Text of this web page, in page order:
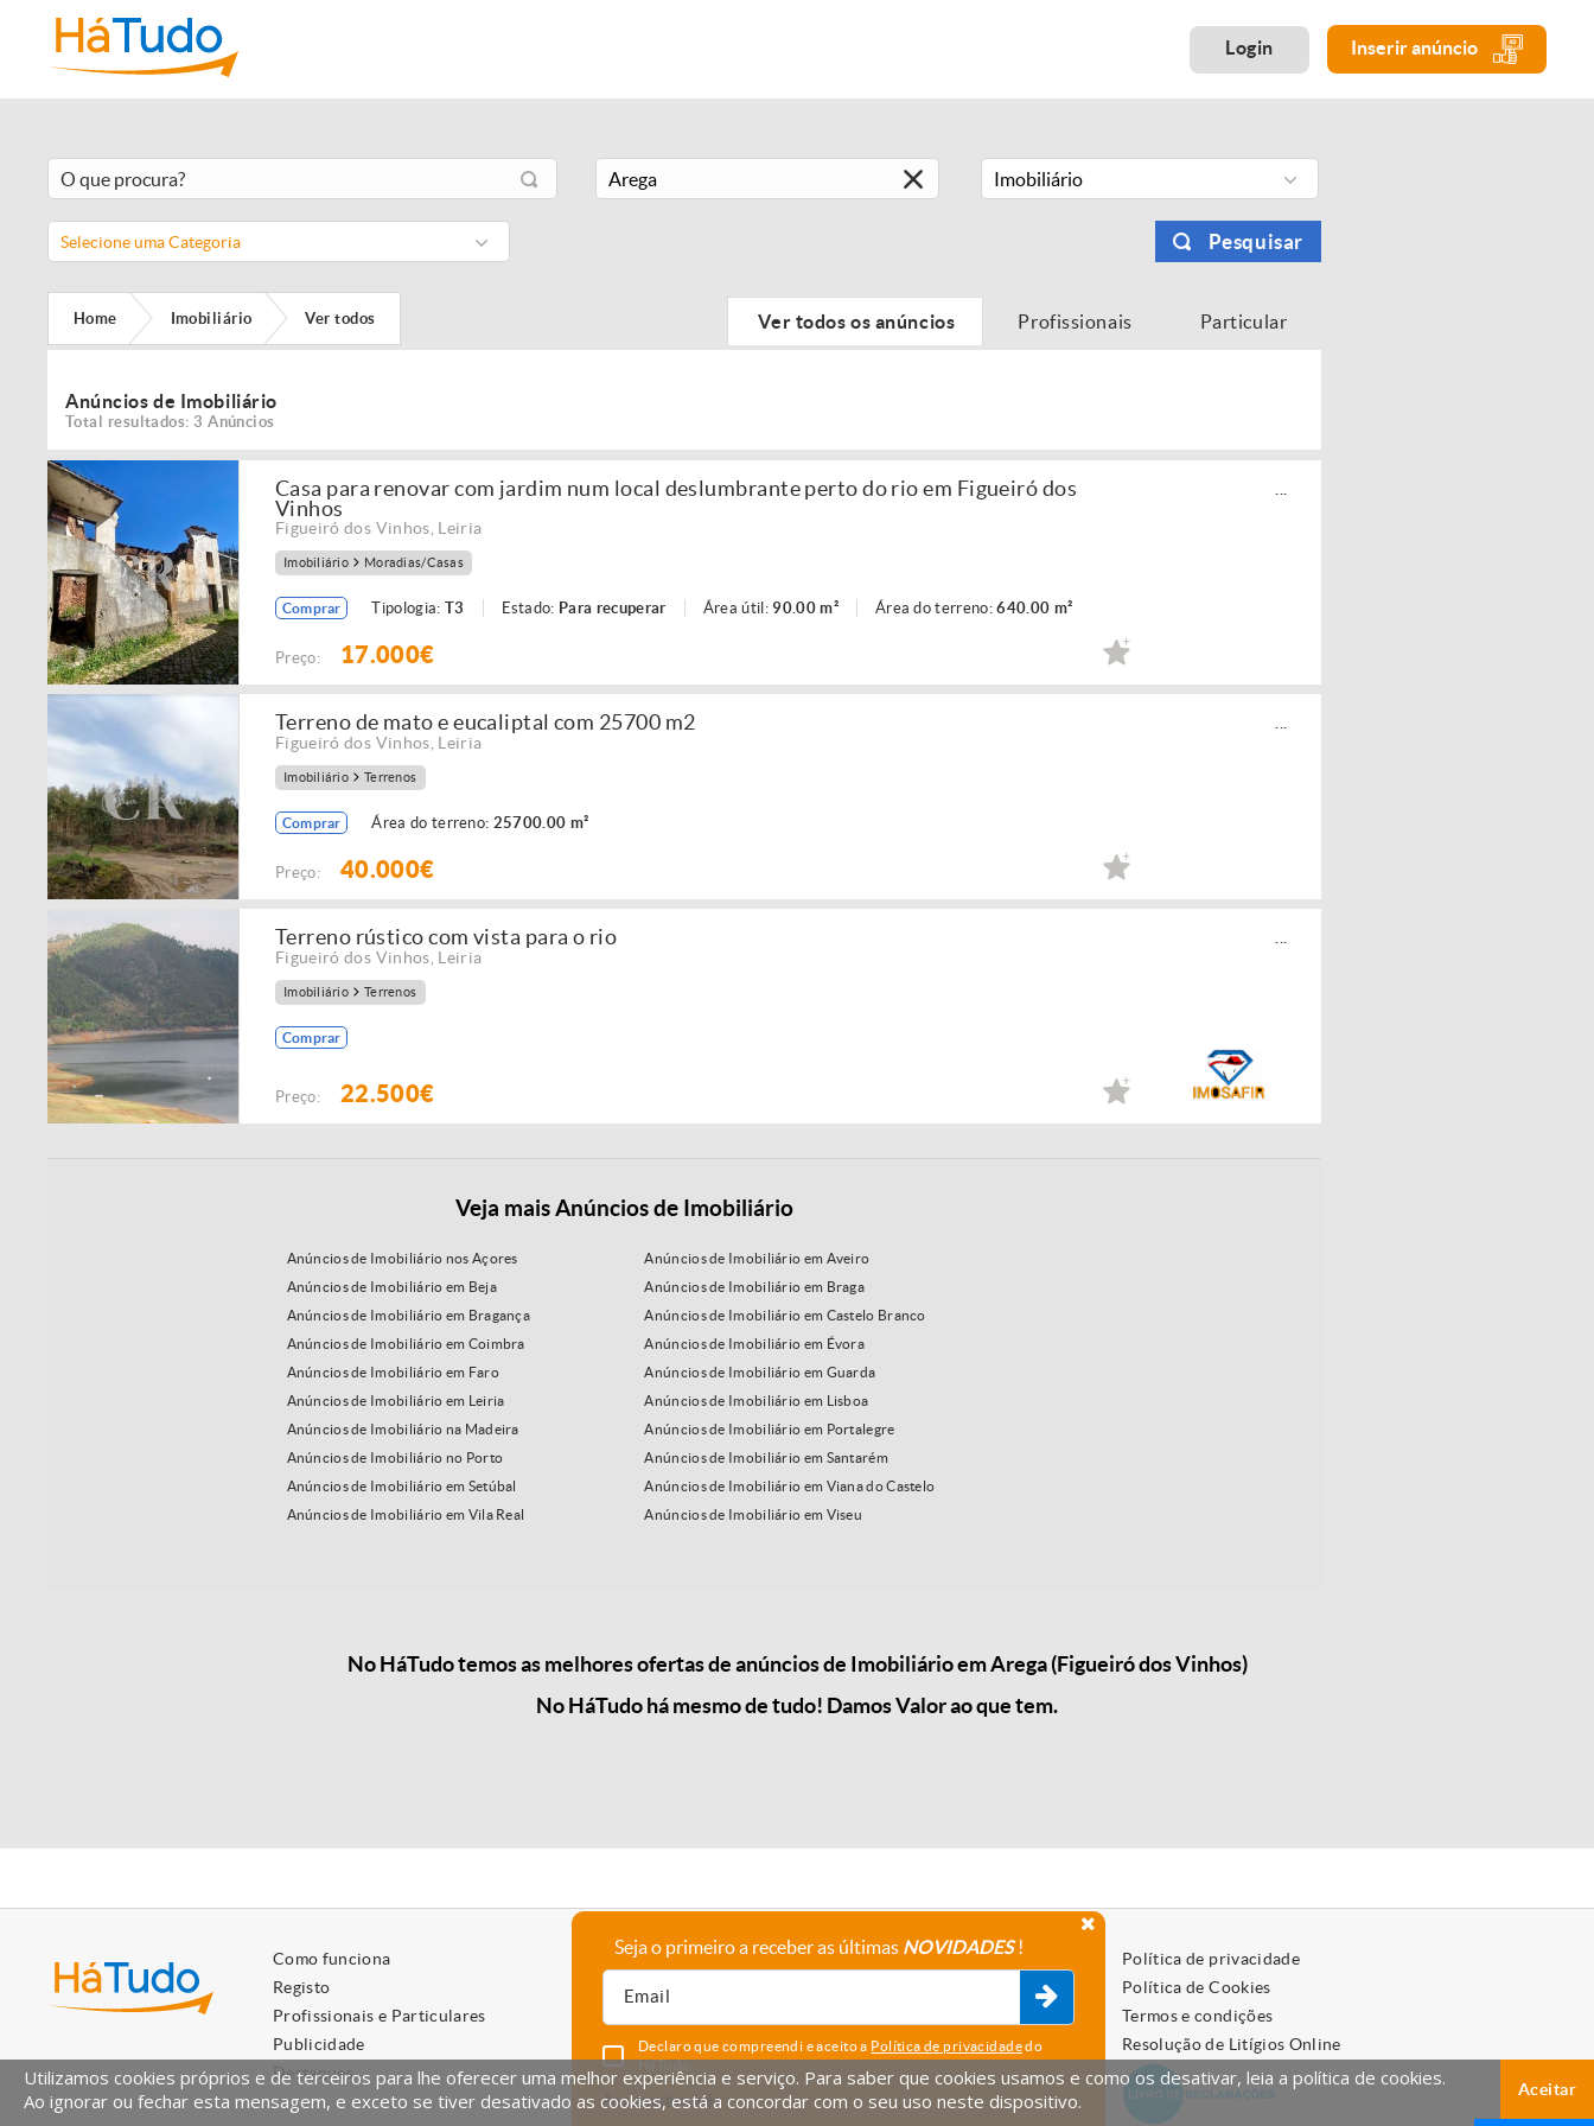
Login Inserir anúncio
Imobiliário
Selecione uma Categoria Pesquisar
Home Imobiliário Ver todos Ver todos os anúncios Profissionais Particular
Anúncios de Imobiliário
Total resultados: 3 Anúncios
Casa para renovar com jardim num local deslumbrante perto do rio em Figueiró dos
Vinhos
Figueiró dos Vinhos Leiria
Imobiliário Moradias/Casas
Comprar Tipologia: T3 Estado: Para recuperar Área útil: 90.00 m² Área do terreno:640.00 m²
Preço: 17.000€
Terreno de mato e eucaliptal com 25700 m2
Figueiró dos Vinhos Leiria
Imobiliário Terrenos
Comprar Área do terreno: 25700.00 m²
Preço: 40.000€
Terreno rústico com vista para o rio
Figueiró dos Vinhos Leiria
Imobiliário Terrenos
Comprar
Preço: 22.500€
Veja mais Anúncios de Imobiliário
Anúncios de Imobiliário nos Açores
Anúncios de Imobiliário em Aveiro
Anúncios de Imobiliário em Beja
Anúncios de Imobiliário em Braga
Anúncios de Imobiliário em Bragança
Anúncios de Imobiliário em Castelo Branco
Anúncios de Imobiliário em Coimbra
Anúncios de Imobiliário em Évora
Anúncios de Imobiliário em Faro
Anúncios de Imobiliário em Guarda
Anúncios de Imobiliário em Leiria
Anúncios de Imobiliário em Lisboa
Anúncios de Imobiliário na Madeira
Anúncios de Imobiliário em Portalegre
Anúncios de Imobiliário no Porto
Anúncios de Imobiliário em Santarém
Anúncios de Imobiliário em Setúbal
Anúncios de Imobiliário em Viana do Castelo
Anúncios de Imobiliário em Vila Real
Anúncios de Imobiliário em Viseu
No HáTudo temos as melhores ofertas de anúncios de Imobiliário em Arega (Figueiró dos Vinhos)
No HáTudo há mesmo de tudo! Damos Valor ao que tem.
Como funciona
Registo
Profissionais e Particulares
Publicidade
Destaques
A empresa
Parceiros
Política de privacidade
Política de Cookies
Termos e condições
Resolução de Litígios Online
Seja o primeiro a receber as últimas NOVIDADES!
Declaro que compreendi e aceito a Política de privacidadedo
HáTudo.
Anular subscrição
Utilizamos cookies próprios e de terceiros para lhe oferecer uma melhor experiência e serviço. Para saber que cookies usamos e como os desativar, leia a política de cookies.
Ao ignorar ou fechar esta mensagem, e exceto se tiver desativado as cookies, está a concordar com o seu uso neste dispositivo.
Aceitar